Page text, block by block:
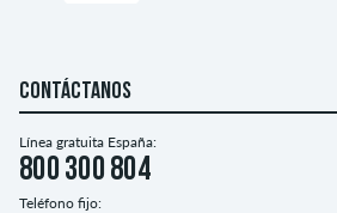
CONTÁCTANOS
Línea gratuita España:
800 300 804
Teléfono fijo: